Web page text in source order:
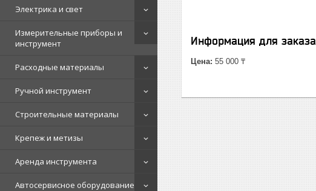
Электрика и свет
Измерительные приборы и
инструмент
Расходные материалы
Ручной инструмент
Строительные материалы
Крепеж и метизы
Аренда инструмента
Автосервисное оборудование
Информация для заказа
Цена: 55 000 ₸